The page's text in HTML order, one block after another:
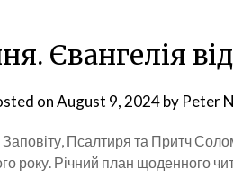
Євангелія
onAugust 9, 2024by Peter
Псалтиря та Притч
року. Річний план щоденного